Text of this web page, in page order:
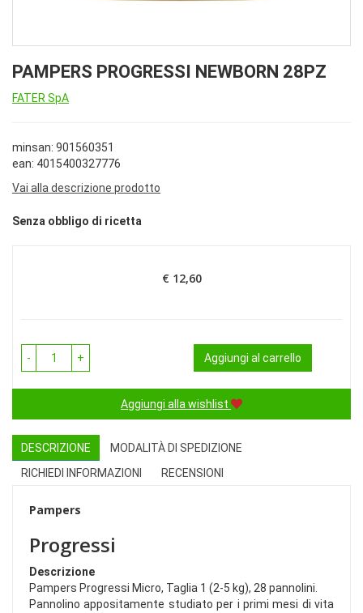
PAMPERS PROGRESSI NEWBORN 28PZ
FATER SpA
minsan: 901560351
ean: 4015400327776
Vai alla descrizione prodotto
Senza obbligo di ricetta
Prezzo
€ 12,60
- + Aggiungi al carrello
Aggiungi alla wishlist
DESCRIZIONE
MODALITÀ DI SPEDIZIONE
RICHIEDI INFORMAZIONI
RECENSIONI
Pampers
Progressi
Descrizione
Pampers Progressi Micro, Taglia 1 (2-5 kg), 28 pannolini.
Pannolino appositamente studiato per i primi mesi di vita